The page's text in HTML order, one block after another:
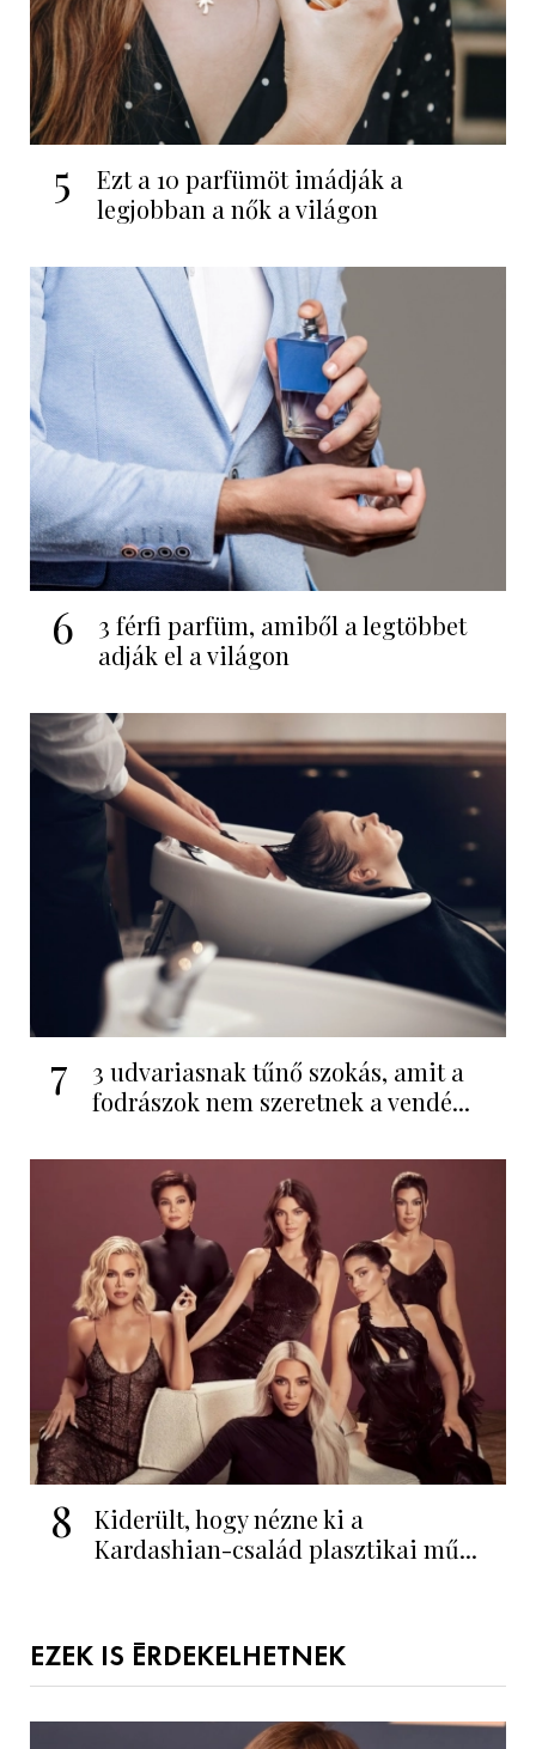
5
Ezt a 10 parfümöt imádják a
legjobban a nők a világon
6
3 férfi parfüm, amiből a legtöbbet
adják el a világon
7
3 udvariasnak tűnő szokás, amit a
fodrászok nem szeretnek a vendé...
8
Kiderült, hogy nézne ki a
Kardashian-család plasztikai mű...
EZEK IS ÉRDEKELHETNEK